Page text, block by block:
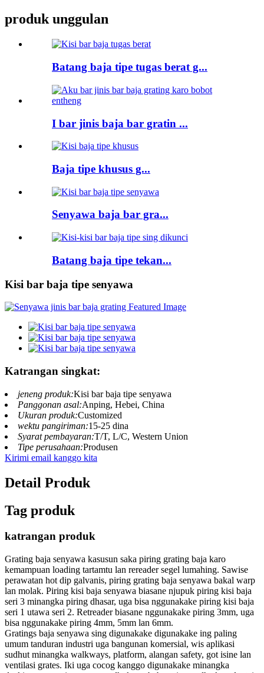
produk unggulan
Batang baja tipe tugas berat g...
I bar jinis baja bar gratin ...
Baja tipe khusus g...
Senyawa baja bar gra...
Batang baja tipe tekan...
Kisi bar baja tipe senyawa
Katrangan singkat:
jeneng produk:Kisi bar baja tipe senyawa
Panggonan asal:Anping, Hebei, China
Ukuran produk:Customized
wektu pangiriman:15-25 dina
Syarat pembayaran:T/T, L/C, Western Union
Tipe perusahaan:Produsen
Kirimi email kanggo kita
Detail Produk
Tag produk
katrangan produk
Grating baja senyawa kasusun saka piring grating baja karo
kemampuan loading tartamtu lan rereader segel lumahing. Sawise
perawatan hot dip galvanis, piring grating baja senyawa bakal warp
lan molak. Piring kisi baja senyawa biasane njupuk piring kisi baja
seri 3 minangka piring dhasar, uga bisa nggunakake piring kisi baja
seri 1 utawa seri 2. Retreader biasane nggunakake piring 3mm, uga
bisa nggunakake piring 4mm, 5mm lan 6mm.
Gratings baja senyawa sing digunakake digunakake ing paling
umum tanduran industri uga bangunan komersial, wis aplikasi
sudhut minangka walkways, platform, alangan safety, got isine lan
ventilasi grates. Iki uga cocog kanggo digunakake minangka